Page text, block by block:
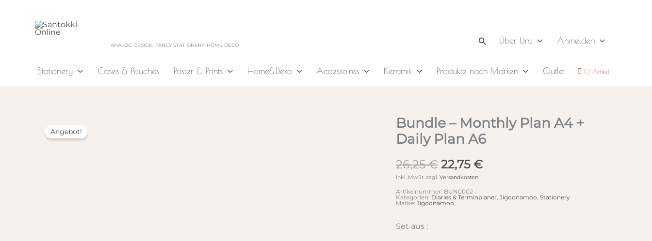
ANALOG DESIGN. FANCY STATIONERY. HOME DECO Über Uns Anmelden
Stationery Cases & Pouches Poster & Prints Home&Deko Accessoires Keramik Produkte nach Marken Outlet 0 Artikel
Angebot!
Bundle – Monthly Plan A4 +
Daily Plan A6
26,25€ Ursprünglicher
Preis
war:
26,25 €
22,75 €Aktueller
22,75 €.
inkl. MwSt. zzgl. Versandkosten
Artikelnummer: BUN0002
Kategorien: Diaries & Terminplaner Jigoonamoo Stationery
Marke: Jigoonamoo
Set aus :